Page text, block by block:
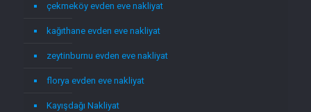
çekmeköy evden eve nakliyat
kağıthane evden eve nakliyat
zeytinburnu evden eve nakliyat
florya evden eve nakliyat
Kayışdağı Nakliyat